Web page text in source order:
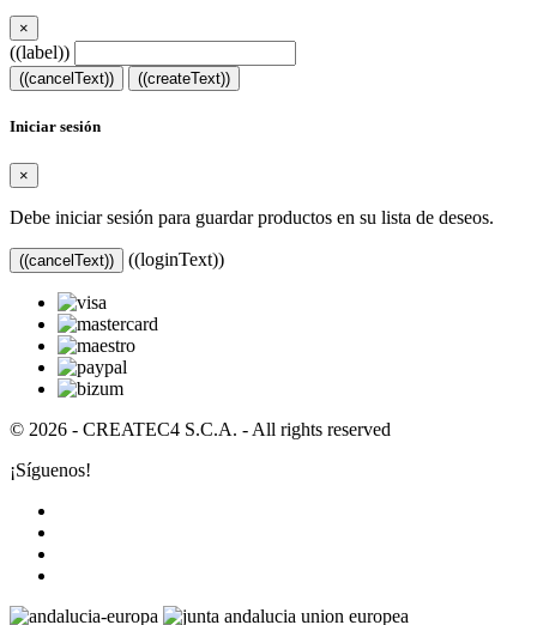
×
((label))
((cancelText)) ((createText))
Iniciar sesión
×
Debe iniciar sesión para guardar productos en su lista de deseos.
((cancelText)) ((loginText))
© 2026 - CREATEC4 S.C.A. - All rights reserved
¡Síguenos!